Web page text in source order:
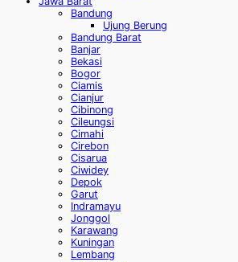
Bandung
Ujung Berung
Bandung Barat
Banjar
Bekasi
Bogor
Ciamis
Cianjur
Cibinong
Cileungsi
Cimahi
Cirebon
Cisarua
Ciwidey
Depok
Garut
Indramayu
Jonggol
Karawang
Kuningan
Lembang